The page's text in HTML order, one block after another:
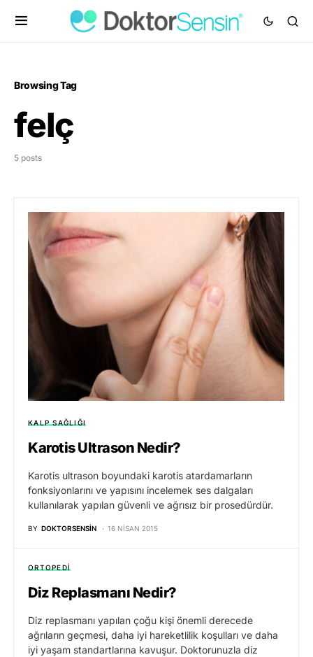
Browsing Tag
felç
5 posts
KALP SAĞLIĞI
Karotis Ultrason Nedir?
Karotis ultrason boyundaki karotis atardamarların
fonksiyonlarını ve yapısını incelemek ses dalgaları
kullanılarak yapılan güvenli ve ağrısız bir prosedürdür.
BY DOKTORSENSIN 16 NISAN 2015
ORTOPEDI
Diz Replasmanı Nedir?
Diz replasmanı yapılan çoğu kişi önemli derecede
ağrıların geçmesi, daha iyi hareketlilik koşulları ve daha
iyi yaşam standartlarına kavuşur. Doktorunuzla diz